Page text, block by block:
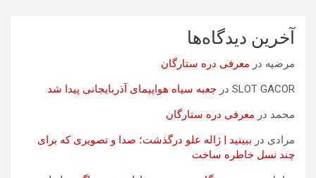
آخرین دیدگاه‌ها
مرضیه در معرفی دره ستارگان
SLOT GACOR در جعبه سیاه هواپیمای آذربایجانی پیدا شد
محمد در معرفی دره ستارگان
مرادی در ببینید | ژاله علو درگذشت؛ صدا و تصویری که برای
چند نسل خاطره ساخت